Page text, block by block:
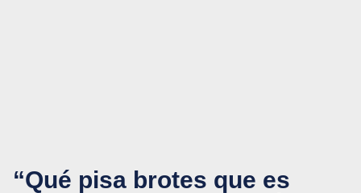
“Qué pisa brotes que es